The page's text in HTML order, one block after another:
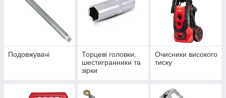
Подовжувачі
Торцеві головки,
шестигранники та
зірки
Очисники високого
тиску